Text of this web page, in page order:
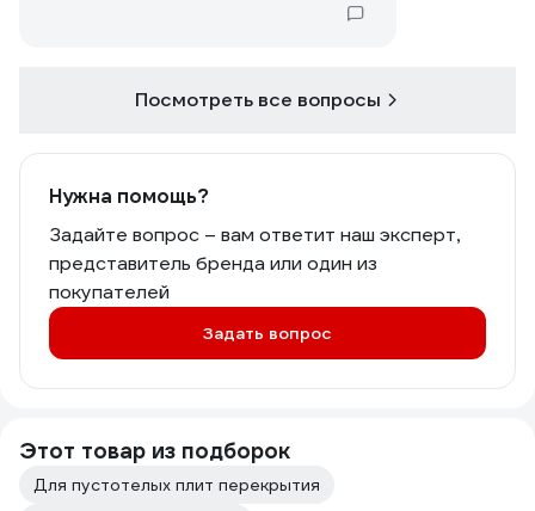
Посмотреть все вопросы
Нужна помощь?
Задайте вопрос – вам ответит наш эксперт,
представитель бренда или один из
покупателей
Задать вопрос
Этот товар из подборок
Для пустотелых плит перекрытия